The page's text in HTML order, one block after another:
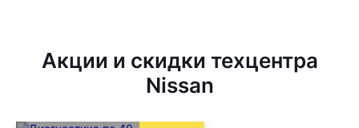
Акции и скидки техцентра
Nissan